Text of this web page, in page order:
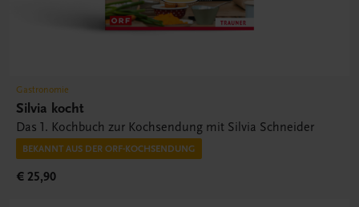
Gastronomie
Silvia kocht
Das 1. Kochbuch zur Kochsendung mit Silvia Schneider
BEKANNT AUS DER ORF-KOCHSENDUNG
€ 25,90